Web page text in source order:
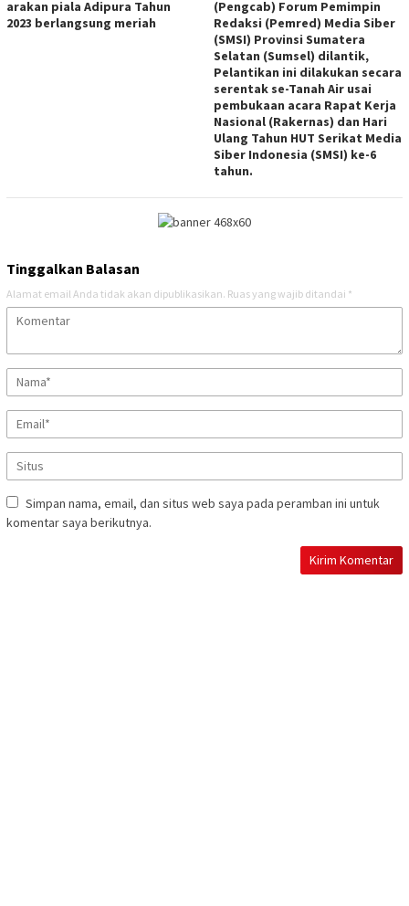
arakan piala Adipura Tahun
2023 berlangsung meriah
(Pengcab) Forum Pemimpin
Redaksi (Pemred) Media Siber
(SMSI) Provinsi Sumatera
Selatan (Sumsel) dilantik,
Pelantikan ini dilakukan secara
serentak se-Tanah Air usai
pembukaan acara Rapat Kerja
Nasional (Rakernas) dan Hari
Ulang Tahun HUT Serikat Media
Siber Indonesia (SMSI) ke-6
tahun.
Tinggalkan Balasan
Alamat email Anda tidak akan dipublikasikan. Ruas yang wajib ditandai *
Simpan nama, email, dan situs web saya pada peramban ini untuk
komentar saya berikutnya.